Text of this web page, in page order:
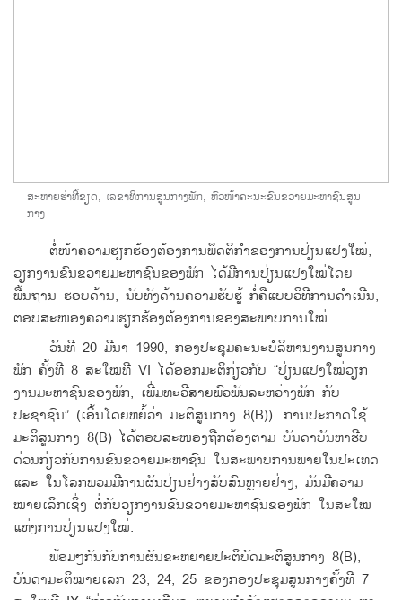
ສະຫາຍຮ່າ​ທີ້ຂຽດ, ເລຂາ​ທິການ​ສູນ​ກາງພັກ, ຫົວໜ້າ​ຄະນະຂົນຂວາຍ​ມະຫາຊົນ​ສູນ​
ກາງ
ຕໍ່ໜ້າ​ຄວາມ​ຮຽກຮ້ອງ​ຕ້ອງການ​ພຶດຕິ​ກຳ​ຂອງ​ການ​ປ່ຽນ​ແປງ​​ໃໝ່,
ວຽກ​ງານ​ຂົນຂວາຍ​ມະຫາຊົນ​ຂອງ​ພັກ​ ໄດ້ມີ​ການ​ປ່ຽນ​ແປງ​ໃໝ່​ໂດຍ​
ພື້ນຖານ ຮ​ອບດ້ານ, ນັບ​ທັງ​ດ້ານ​ຄວາມ​ຮັບ​ຮູ້ ກໍ່​ຄື​ແບບ​ວິທີ​ການດຳ​ເນີນ,
ຕອບ​ສະໜອງ​ຄວາມ​ຮຽກຮ້ອງ​ຕ້ອງການ​ຂອງ​ສະພາບ​ການ​ໃໝ່.
ວັນ​ທີ 20 ມີນາ 1990, ກອງ​ປະຊຸມ​ຄະນະ​ບໍລິຫານ​ງານ​ສູນ​ກາງ
ພັກ ​ຄັ້ງທີ 8 ສະ​ໃໝ​ທີ VI ​ໄດ້​ອອກ​ມະຕິ​ກ່ຽວ​ກັບ “ປ່ຽນ​ແປງ​ໃໝ່​ວຽກ​
ງານ​ມະຫາຊົນ​ຂອງ​ພັກ, ​ເພີ່ມ​ທະວີ​ສາຍ​ພົວພັນ​ລະຫວ່າງ​ພັກ ກັບ​
ປະຊາຊົນ” (​ເອີ້ນ​ໂດຍ​ຫຍໍ້​ວ່າ ມະຕິ​ສູນ​ກາງ 8(B)). ການ​ປະກາດ​ໃຊ້
ມະຕິ​ສູນ​ກາງ 8(B) ​ໄດ້​ຕອບ​ສະໜອງ​ຖືກຕ້ອງ​ຕາມ ​ບັນດາ​ບັນຫາ​ຮີບ​
ດ່ວນກ່ຽວ​ກັບ​ການ​ຂົນຂວາຍ​ມະຫາຊົນ ​ໃນ​ສະພາບ​ການ​ພາຍ​ໃນ​ປະ​ເທດ ​
ແລະ ​ໃນ​ໂລກ​ພວມ​ມີ​ການ​ຜັນ​ປ່ຽນ​ຢ່າງ​ສັບສົນຫຼາຍ​ຢ່າງ; ມັນ​ມີ​ຄວາມ​
ໝາຍ​ເລິກ​ເຊິ່ງ ຕໍ່​ກັບວຽກ​ງານ​ຂົນຂວາຍ​ມະຫາຊົນ​ຂອງ​ພັກ ​ໃນ​ສະ​ໃໝ​
ແຫ່ງ​ການ​ປ່ຽນ​ແປງ​ໃໝ່.
ພ້ອມໆ​ກັນ​ກັບ​ການ​ຜັນ​ຂະຫຍາຍ​ປະຕິບັດມະຕິ​ສູນ​ກາງ 8(B),
ບັນດາ​ມະຕິ​ໝາຍ​ເລກ 23, 24, 25 ຂອງກອງ​ປະຊຸມ​ສູນ​ກາງ​ຄັ້ງ​ທີ 7